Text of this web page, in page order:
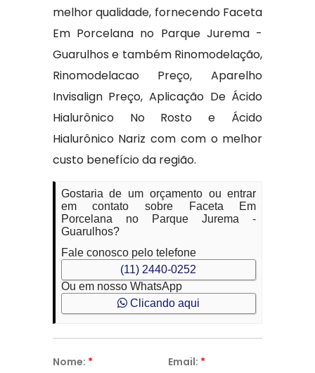
melhor qualidade, fornecendo Faceta
Em Porcelana no Parque Jurema -
Guarulhos e também Rinomodelação,
Rinomodelacao Preço, Aparelho
Invisalign Preço, Aplicação De Ácido
Hialurônico No Rosto e Ácido
Hialurônico Nariz com com o melhor
custo benefício da região.
Gostaria de um orçamento ou entrar
em contato sobre Faceta Em
Porcelana no Parque Jurema -
Guarulhos?
Fale conosco pelo telefone
(11) 2440-0252
Ou em nosso WhatsApp
Clicando aqui
Nome: * Email: *